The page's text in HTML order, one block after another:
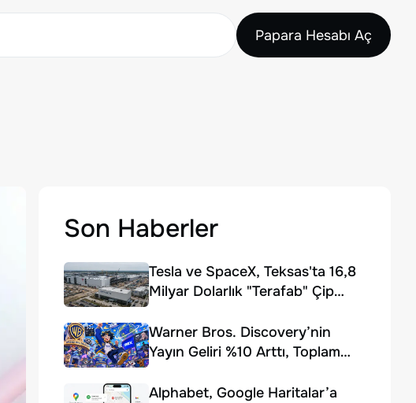
Papara Hesabı Aç
Son Haberler
Tesla ve SpaceX, Teksas'ta 16,8
Milyar Dolarlık "Terafab" Çip
Warner Bros. Discovery’nin
Yayın Geliri %10 Arttı, Toplam
Alphabet, Google Haritalar’a